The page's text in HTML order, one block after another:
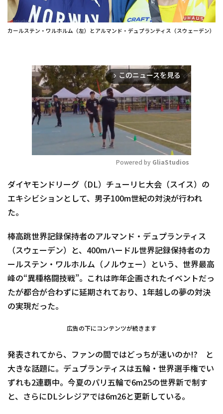
カールステン・ワルホルム（左）とアルマンド・デュプランティス（スウェーデン）
arrow_forward_ios このニュースを見る
Mute
Powered by GliaStudios
ダイヤモンドリーグ（DL）チューリヒ大会（スイス）の
エキシビションとして、男子100m世紀の対決が行われ
た。
棒高跳世界記録保持者のアルマンド・デュプランティス
（スウェーデン）と、400mハードル世界記録保持者のカ
ールステン・ワルホルム（ノルウェー）という、世界最高
峰の“異種格闘技戦”。これは昨年企画されたイベントだっ
たが都合が合わずに延期されており、1年越しの夢の対決
の実現だった。
広告の下にコンテンツが続きます
発表されてから、ファンの間ではどっちが速いのか!? と
大きな話題に。デュプランティスは五輪・世界選手権でい
ずれも2連覇中。今夏のパリ五輪で6m25の世界新で制す
と、さらにDLシレジアでは6m26と更新している。